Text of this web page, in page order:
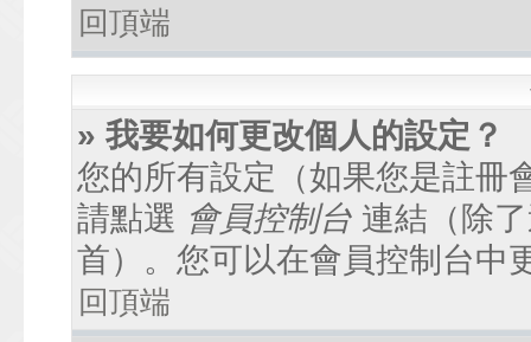
回頂端
» 我要如何更改個人的設定？
您的所有設定（如果您是註冊
請點選 會員控制台 連結（除
首）。您可以在會員控制台中
回頂端